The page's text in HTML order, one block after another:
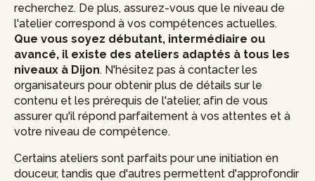
recherchez. De plus, assurez-vous que le niveau de
l'atelier correspond à vos compétences actuelles.
Que vous soyez débutant, intermédiaire ou
avancé, il existe des ateliers adaptés à tous les
niveaux à Dijon. N'hésitez pas à contacter les
organisateurs pour obtenir plus de détails sur le
contenu et les prérequis de l'atelier, afin de vous
assurer qu'il répond parfaitement à vos attentes et à
votre niveau de compétence.
Certains ateliers sont parfaits pour une initiation en
douceur, tandis que d'autres permettent d'approfondir